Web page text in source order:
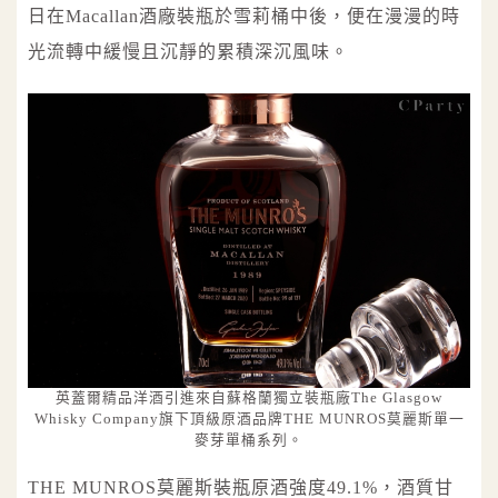
日在Macallan酒廠裝瓶於雪莉桶中後，便在漫漫的時
光流轉中緩慢且沉靜的累積深沉風味。
英蓋爾精品洋酒引進來自蘇格蘭獨立裝瓶廠The Glasgow
Whisky Company旗下頂級原酒品牌THE MUNROS莫麗斯單一
麥芽單桶系列。
THE MUNROS莫麗斯裝瓶原酒強度49.1%，酒質甘